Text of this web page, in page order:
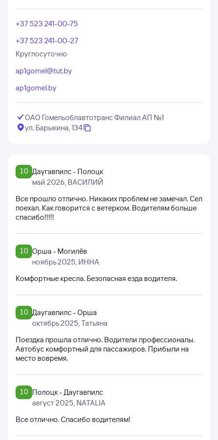
+37 523 241-00-75
+37 523 241-00-27
Круглосуточно
ap1gomel@tut.by
ap1gomel.by
ОАО Гомельоблавтотранс Филиал АП №1
ул. Барыкина, 134
10 Даугавпилс - Полоцк
май 2026, ВАСИЛИЙ
Все прошло отлично. Никаких проблем не замечал. Сел
поехал. Как говорится с ветерком. Водителям больше
спасибо!!!!!
10 Орша - Могилёв
ноябрь 2025, ИННА
Комфортные кресла. Безопасная езда водителя.
10 Даугавпилс - Орша
октябрь 2025, Татьяна
Поездка прошла отлично. Водители профессионалы.
Автобус комфортный для пассажиров. Прибыли на
место вовремя.
10 Полоцк - Даугавпилс
август 2025, NATALIA
Все отлично. Спасибо водителям!